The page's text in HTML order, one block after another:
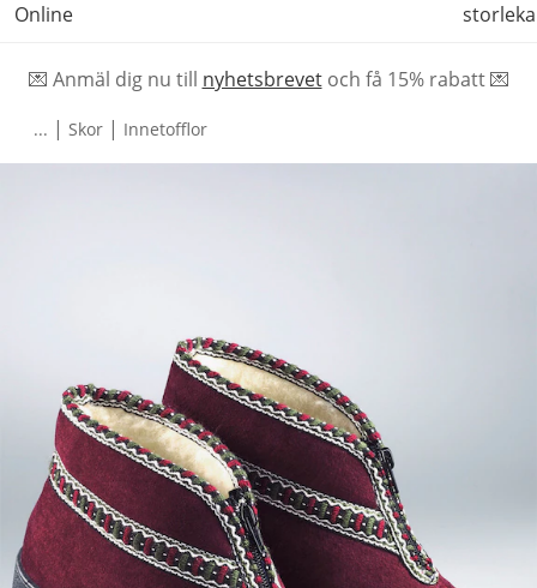
Online
💌 Anmäl dig nu till nyhetsbrevetoch få 15% rabatt 💌
... | Skor | Innetofflor